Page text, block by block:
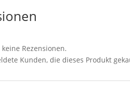
Rezensionen.
Kunden, die dieses Produkt